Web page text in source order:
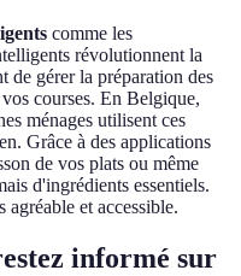
comme les
révolutionnent la
de gérer la préparation des
courses. En Belgique,
ménages utilisent ces
Grâce à des applications
de vos plats ou même
d'ingrédients essentiels.
et accessible.
informé sur